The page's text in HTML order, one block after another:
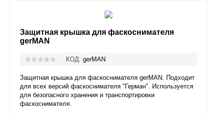
Защитная крышка для фаскоснимателя
gerMAN
КОД: gerMAN
Защитная крышка для фаскоснимателя gerMAN. Подходит
для всех версий фаскоснимателя "Герман". Используется
для безопасного хранения и транспортировки
фаскоснимателя.